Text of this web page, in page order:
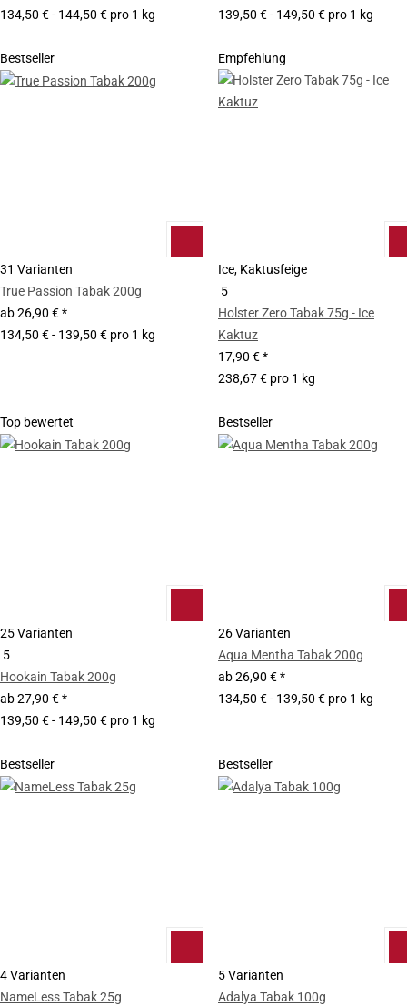
134,50 € - 144,50 € pro 1 kg 139,50 € - 149,50 € pro 1 kg
Bestseller
31 Varianten
True Passion Tabak 200g
ab26,90 €*
134,50 € - 139,50 € pro 1 kg
Empfehlung
Ice, Kaktusfeige
5
Holster Zero Tabak 75g - Ice
Kaktuz
17,90 €*
238,67 € pro 1 kg
Top bewertet
25 Varianten
5
Hookain Tabak 200g
ab27,90 €*
139,50 € - 149,50 € pro 1 kg
Bestseller
26 Varianten
Aqua Mentha Tabak 200g
ab26,90 €*
134,50 € - 139,50 € pro 1 kg
Bestseller
4 Varianten
NameLess Tabak 25g
Bestseller
5 Varianten
Adalya Tabak 100g